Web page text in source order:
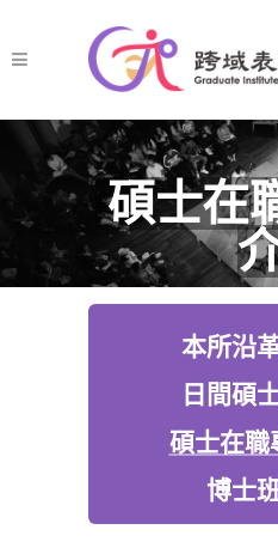
碩士在
本所沿
日間碩
碩士在職
博士